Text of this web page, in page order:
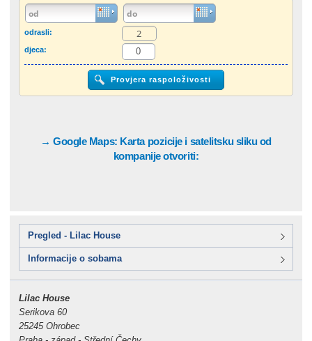
"Last Minute"ponuda + Paušalna ponuda
Druga država
odrasli:
djeca:
→ Google Maps: Karta pozicije i satelitsku sliku od
kompanije otvoriti:
Pregled - Lilac House
Informacije o sobama
Lilac House
Serikova 60
25245 Ohrobec